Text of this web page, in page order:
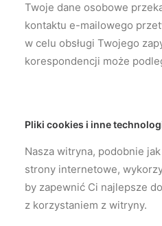
Twoje dane osobowe
kontaktu e-mailowego
w celu obsługi Twojego
korespondencji może
Pliki cookies i inne
Nasza witryna, podobnie
strony internetowe,
by zapewnić Ci najlepsze
z korzystaniem z witryny.